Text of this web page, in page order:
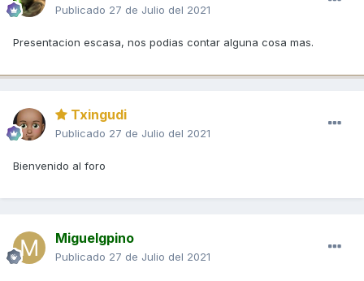
Publicado 27 de Julio del 2021
Presentacion escasa, nos podias contar alguna cosa mas.
Txingudi
Publicado 27 de Julio del 2021
Bienvenido al foro
Miguelgpino
Publicado 27 de Julio del 2021